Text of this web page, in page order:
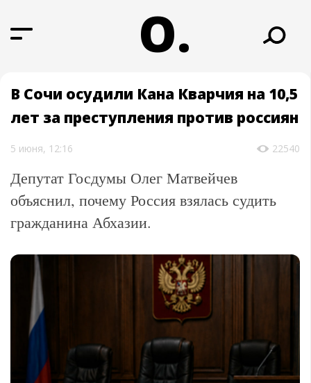
О.
В Сочи осудили Кана Кварчия на 10,5
лет за преступления против россиян
5 июня, 12:16 22540
Депутат Госдумы Олег Матвейчев
объяснил, почему Россия взялась судить
гражданина Абхазии.